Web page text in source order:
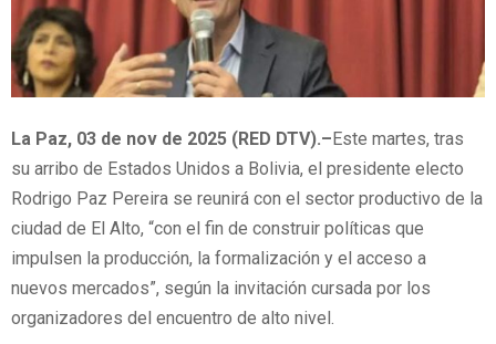
La Paz, 03 de nov de 2025 (RED DTV).– Este martes, tras
su arribo de Estados Unidos a Bolivia, el presidente electo
Rodrigo Paz Pereira se reunirá con el sector productivo de la
ciudad de El Alto, “con el fin de construir políticas que
impulsen la producción, la formalización y el acceso a
nuevos mercados”, según la invitación cursada por los
organizadores del encuentro de alto nivel.